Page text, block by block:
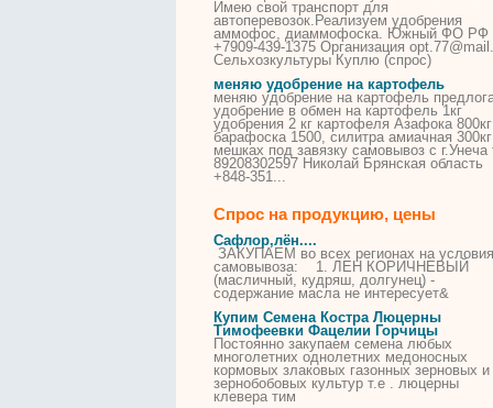
Имею свой транспорт для
автоперевозок.Реализуем удобрения
аммофос, диаммофоска. Южный ФО РФ
+7909-439-1375 Организация
Сельхозкультуры Куплю (спрос)
меняю удобрение на картофель
меняю удобрение на картофель
удобрение в обмен на картофель 1кг
удобрения 2 кг картофеля Азафока
барафоска 1500, силитра амиачная
мешках под завязку самовывоз с г.Унеча
89208302597 Николай Брянская область
+848-351...
Спрос на продукцию, цены
Сафлор,лён....
ЗАКУПАЕМ во всех регионах на
самовывоза: 1. ЛЕН КОРИЧНЕВЫЙ
(масличный, кудряш, долгунец) -
содержание масла не интересует&
Купим Семена Костра Люцерны
Тимофеевки Фацелии Горчицы
Постоянно закупаем семена любых
многолетних однолетних медоносных
кормовых злаковых газонных зерновых и
зернобобовых культур т.е . люцерны
клевера тим